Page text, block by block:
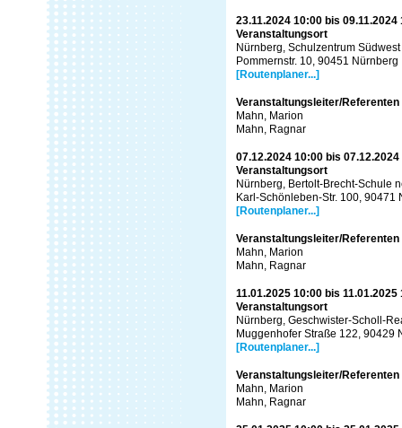
23.11.2024 10:00 bis 09.11.2024
Veranstaltungsort
Nürnberg, Schulzentrum
Pommernstr. 10, 90451 Nürnberg
[Routenplaner...]
Veranstaltungsleiter/Referenten
Mahn, Marion
Mahn, Ragnar
07.12.2024 10:00 bis
Veranstaltungsort
Nürnberg, Bertolt-Brecht-Schule
Karl-Schönleben-Str. 100, 90471
[Routenplaner...]
Veranstaltungsleiter/Referenten
Mahn, Marion
Mahn, Ragnar
11.01.2025 10:00 bis 11.01.2025
Veranstaltungsort
Nürnberg, Geschwister-Scholl-
Muggenhofer Straße 122, 90429
[Routenplaner...]
Veranstaltungsleiter/Referenten
Mahn, Marion
Mahn, Ragnar